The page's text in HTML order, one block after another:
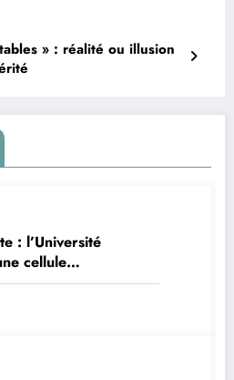
» : réalité ou illusion
: l’Université
cellule
d’un film de